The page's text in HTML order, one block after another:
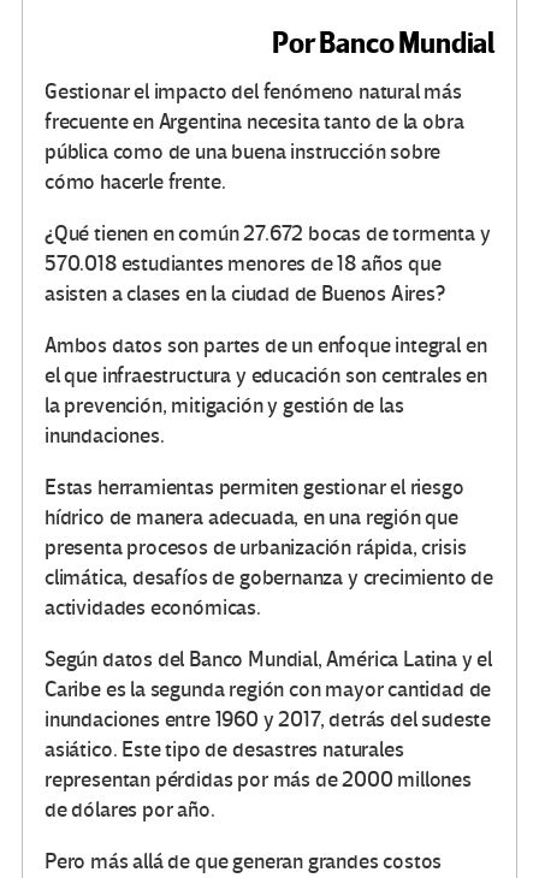
Por Banco Mundial
Gestionar el impacto del fenómeno natural más
frecuente en Argentina necesita tanto de la obra
pública como de una buena instrucción sobre
cómo hacerle frente.
¿Qué tienen en común 27.672 bocas de tormenta y
570.018 estudiantes menores de 18 años que
asisten a clases en la ciudad de Buenos Aires?
Ambos datos son partes de un enfoque integral en
el que infraestructura y educación son centrales en
la prevención, mitigación y gestión de las
inundaciones.
Estas herramientas permiten gestionar el riesgo
hídrico de manera adecuada, en una región que
presenta procesos de urbanización rápida, crisis
climática, desafíos de gobernanza y crecimiento de
actividades económicas.
Según datos del Banco Mundial, América Latina y el
Caribe es la segunda región con mayor cantidad de
inundaciones entre 1960 y 2017, detrás del sudeste
asiático. Este tipo de desastres naturales
representan pérdidas por más de 2000 millones
de dólares por año.
Pero más allá de que generan grandes costos